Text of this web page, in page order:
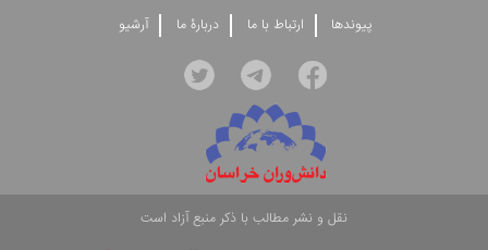
پيوندها ارتباط با ما دربارۀ ما آرشيو
نقل و نشر مطالب با ذکر منبع آزاد است